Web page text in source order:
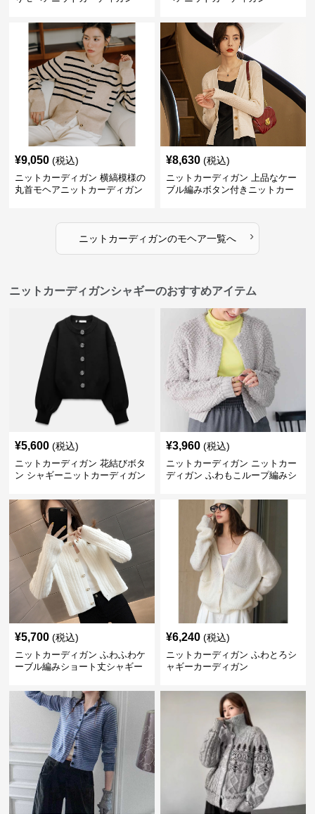
¥9,050 (税込)
ニットカーディガン 横縞模様の
丸首モヘアニットカーディガン
¥8,630 (税込)
ニットカーディガン 上品なケー
ブル編みボタン付きニットカー
ニットカーディガンのモヘア一覧へ ›
ニットカーディガンシャギーのおすすめアイテム
¥5,600 (税込)
ニットカーディガン 花結びボタ
ン シャギーニットカーディガン
¥3,960 (税込)
ニットカーディガン ニットカー
ディガン ふわもこループ編みシ
¥5,700 (税込)
ニットカーディガン ふわふわケ
ーブル編みショート丈シャギー
¥6,240 (税込)
ニットカーディガン ふわとろシ
ャギーカーディガン